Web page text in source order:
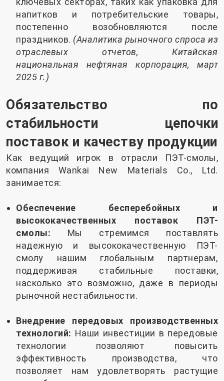
напитков и потребительские товары,
постепенно возобновляются после
праздников. (Аналитика рыночного спроса из
отраслевых отчетов, Китайская
национальная нефтяная корпорация, март
2025 г.)
Обязательство по
стабильности цепочки
поставок и качеству продукции
Как ведущий игрок в отрасли ПЭТ-смолы,
компания Wankai New Materials Co., Ltd.
занимается:
Обеспечение бесперебойных и
высококачественных поставок ПЭТ-
смолы: Мы стремимся поставлять
надежную и высококачественную ПЭТ-
смолу нашим глобальным партнерам,
поддерживая стабильные поставки,
насколько это возможно, даже в периоды
рыночной нестабильности.
Внедрение передовых производственных
технологий: Наши инвестиции в передовые
технологии позволяют повысить
эффективность производства, что
позволяет нам удовлетворять растущие